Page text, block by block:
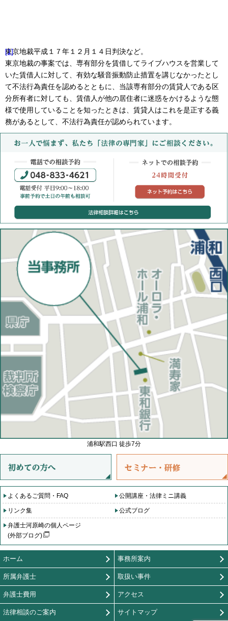
[1]
東京地裁平成１７年１２月１４日判決など。
東京地裁の事案では、専有部分を賃借してライブハウスを営業して
いた賃借人に対して、有効な騒音振動防止措置を講じなかったとし
て不法行為責任を認めるとともに、当該専有部分の賃貸人である区
分所有者に対しても、賃借人が他の居住者に迷惑をかけるような態
様で使用していることを知ったときは、賃貸人はこれを是正する義
務があるとして、不法行為責任が認められています。
電話での相談予約：048-833-4621（平日
法律
浦和駅西口 徒歩7分
よくあるご質問・FAQ 公開講座・法律ミニ講義
リンク集 公式ブログ
弁護士河原崎の個人ページ
(外部ブログ)
ホーム 事務所案内
所属弁護士 取扱い事件
弁護士費用 アクセス
法律相談のご案内 サイトマップ